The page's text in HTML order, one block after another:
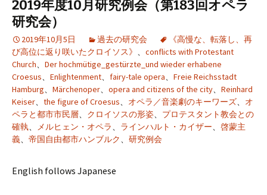
2019年度10月研究例会（第183回オペラ
研究会）
2019年10月5日 過去の研究会
《高慢な、転落し、再
び高位に返り咲いたクロイソス》 、 conflicts with Protestant
Church、 Der hochmütige_gestürzte_und wieder erhabene
Croesus、 Enlightenment、 fairy-tale opera、 Freie Reichsstadt
Hamburg、 Märchenoper、 opera and citizens of the city、 Reinhard
Keiser、 the figure of Croesus、 オペラ／音楽劇のキーワーズ、 オ
ペラと都市市民層、 クロイソスの形姿、 プロテスタント教会との
確執、 メルヒェン・オペラ、 ラインハルト・カイザー、 啓蒙主
義、 帝国自由都市ハンブルク、 研究例会
English follows Japanese